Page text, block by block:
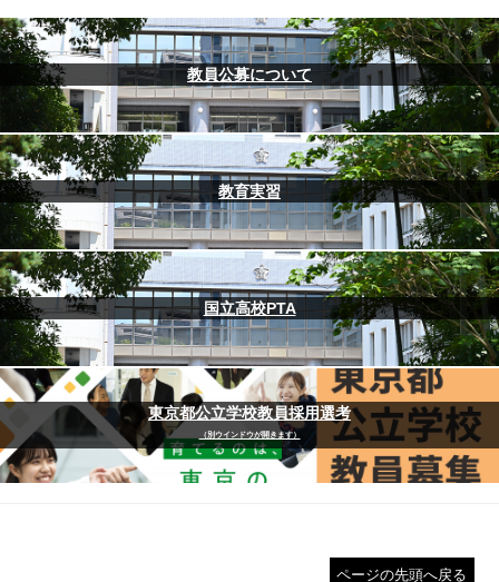
教員公募について
教育実習
国立高校PTA
東京都公立学校教員採用選考
（別ウインドウが開きます）
ページの先頭へ戻る